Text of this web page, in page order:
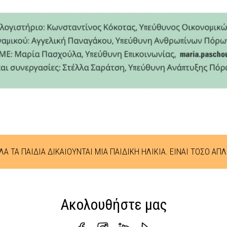
ΤΑ ΠΑΙΔΙΆ ΔΙΚΑΙΟΎΝΤΑΙ ΜΙΑ ΠΑΙΔΙΚΉ ΗΛΙΚΊΑ. ΕΊΝΑΙ ΤΌΣΟ
Ακολουθήστε μας